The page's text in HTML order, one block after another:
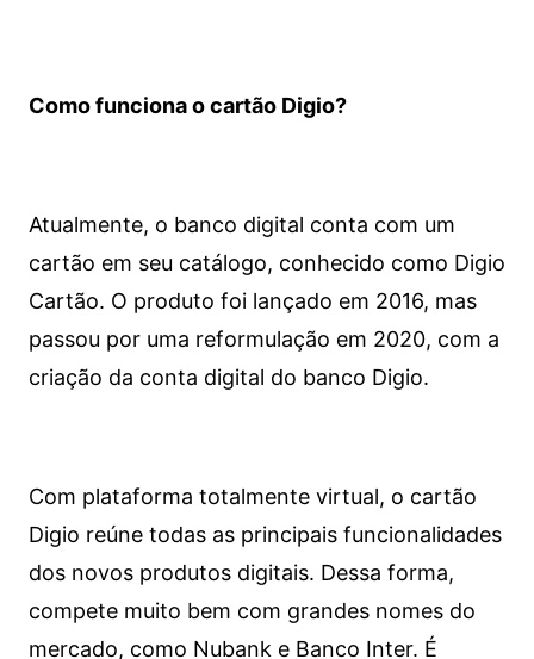
Como funciona o cartão Digio?
Atualmente, o banco digital conta com um
cartão em seu catálogo, conhecido como Digio
Cartão. O produto foi lançado em 2016, mas
passou por uma reformulação em 2020, com a
criação da conta digital do banco Digio.
Com plataforma totalmente virtual, o cartão
Digio reúne todas as principais funcionalidades
dos novos produtos digitais. Dessa forma,
compete muito bem com grandes nomes do
mercado, como Nubank e Banco Inter. É